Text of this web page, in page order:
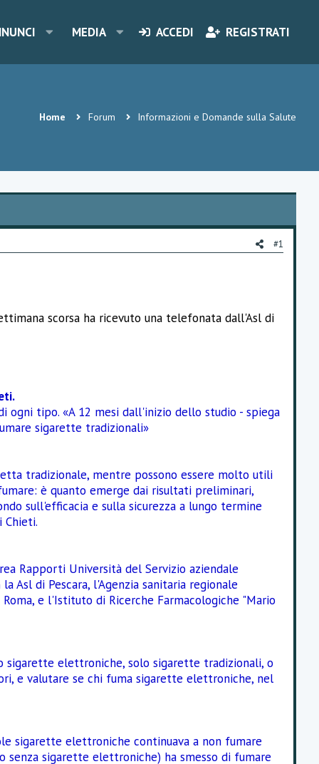
MEDIA ACCEDI REGISTRATI
Home Forum Informazioni e Domande sulla Salute
#1
scorsa ha ricevuto una telefonata dall'Asl di
tipo. «A 12 mesi dall'inizio dello studio - spiega
sigarette tradizionali»
tradizionale, mentre possono essere molto utili
è quanto emerge dai risultati preliminari,
sull'efficacia e sulla sicurezza a lungo termine
Rapporti Università del Servizio aziendale
Asl di Pescara, l'Agenzia sanitaria regionale
e l'Istituto di Ricerche Farmacologiche "Mario
sigarette elettroniche, solo sigarette tradizionali, o
e valutare se chi fuma sigarette elettroniche, nel
sigarette elettroniche continuava a non fumare
sigarette elettroniche) ha smesso di fumare